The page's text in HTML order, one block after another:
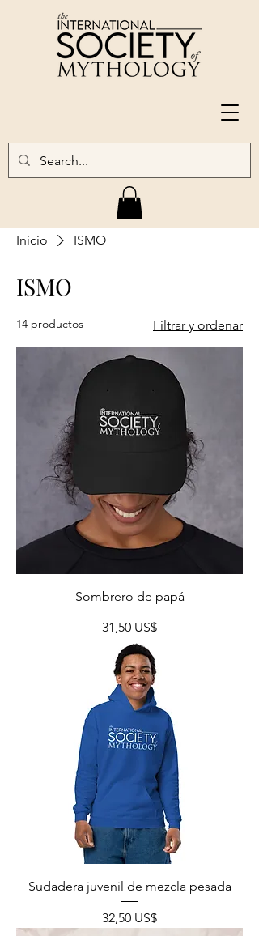
Inicio ISMO
ISMO
14 productos Filtrar y ordenar
Sombrero de papá
Precio
31,50 US$
Sudadera juvenil de mezcla pesada
Precio
32,50 US$